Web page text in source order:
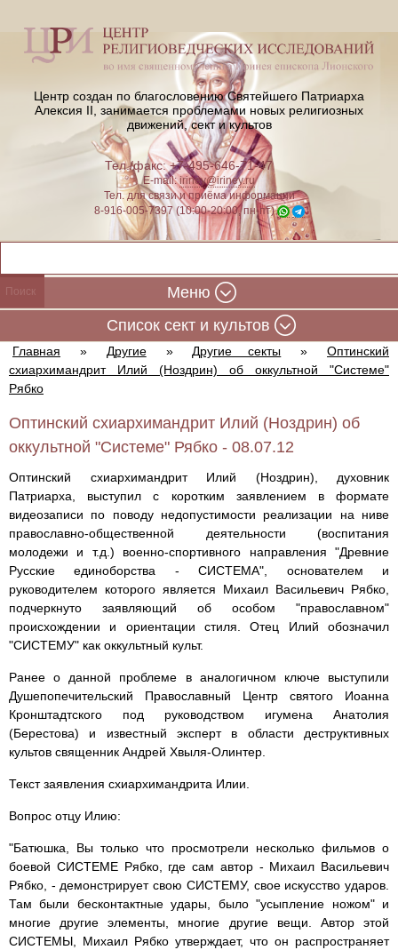
Центр создан по благословению Святейшего Патриарха
Алексия II, занимается проблемами новых религиозных
движений, сект и культов
Тел./факс: +7-495-646-71-47
E-mail:iriney@iriney.ru
Тел. для связи и приёма информации
8-916-005-7397 (10:00-20:00, пн-пт)
Меню
Cписок сект и культов
Главная » Другие » Другие секты »
Оптинский
схиархимандрит Илий (Ноздрин) об оккультной "Системе"
Рябко
Оптинский схиархимандрит Илий (Ноздрин) об
оккультной "Системе" Рябко - 08.07.12
Оптинский схиархимандрит Илий (Ноздрин), духовник
Патриарха, выступил с коротким заявлением в формате
видеозаписи по поводу недопустимости реализации на ниве
православно-общественной деятельности (воспитания
молодежи и т.д.) военно-спортивного направления "Древние
Русские единоборства - СИСТЕМА", основателем и
руководителем которого является Михаил Васильевич Рябко,
подчеркнуто заявляющий об особом "православном"
происхождении и ориентации стиля. Отец Илий обозначил
"СИСТЕМУ" как оккультный культ.
Ранее о данной проблеме в аналогичном ключе выступили
Душепопечительский Православный Центр святого Иоанна
Кронштадтского под руководством игумена Анатолия
(Берестова) и известный эксперт в области деструктивных
культов священник Андрей Хвыля-Олинтер.
Текст заявления схиархимандрита Илии.
Вопрос отцу Илию:
"Батюшка, Вы только что просмотрели несколько фильмов о
боевой СИСТЕМЕ Рябко, где сам автор - Михаил Васильевич
Рябко, - демонстрирует свою СИСТЕМУ, свое искусство ударов.
Там были бесконтактные удары, было "усыпление ножом" и
многие другие элементы, многие другие вещи. Автор этой
СИСТЕМЫ, Михаил Рябко утверждает, что он распространяет